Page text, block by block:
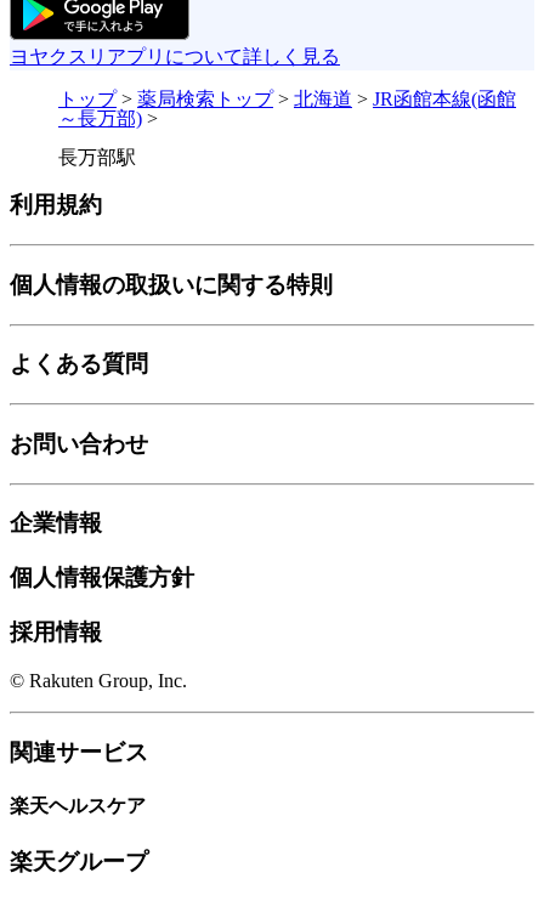
ヨヤクスリアプリについて詳しく見る
トップ> 薬局検索トップ> 北海道 > JR函館本線(函館
～長万部) >
長万部駅
利用規約
個人情報の取扱いに関する特則
よくある質問
お問い合わせ
企業情報
個人情報保護方針
採用情報
© Rakuten Group, Inc.
関連サービス
楽天ヘルスケア
楽天グループ